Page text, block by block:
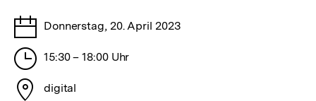
Tage
Donnerstag, 20. April 2023
Stunden
15:30 – 18:00 Uhr
Stadt
digital